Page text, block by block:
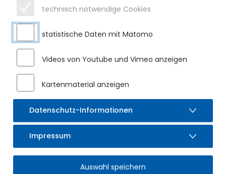
Der Einbau der Asphaltdeckschicht auf der OA 6 bei See
erfolgt wie bereits berichtet in vier Abschnitten. Die
Asphaltierung des dritten Abschnitts (zwischen neuem
Kreisverkehr und der Autobahnbrücke) erfolgt von Dienstag,
21.10.2025 ab 6:00 Uhr bis zum Donnerstag, 23.10.2025 um
8:00 Uhr. Dieser Abschnitt muss dazu für den gesamten
Verkehr in beiden Fahrtrichtungen gesperrt werden.
Witterungsbedingte Verschiebungen sind nicht
auszuschließen. Der Verkehr auf der OA 6 wird in beiden
Fahrtrichtungen über Sulzberg - Ried b. Sulzberg – Durach
bzw. in umgekehrter Richtung umgeleitet. Die Umleitung
wird ausgeschildert.
Der neue Kreisverkehr bei See ist befahrbar, sodass für den
Ortsteil See und für den Gewerbepark Anbindung nach
Süden und zu der genannten Umleitungsstrecke besteht.
technisch notwendige Cookies
statistische Daten mit Matomo
Videos von Youtube und Vimeo anzeigen
Kartenmaterial anzeigen
Datenschutz-Informationen
Impressum
Auswahl speichern